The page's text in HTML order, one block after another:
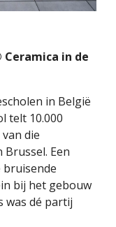
in de
in België
telt 10.000
die
Een
bruisende
bij het gebouw
was dé partij